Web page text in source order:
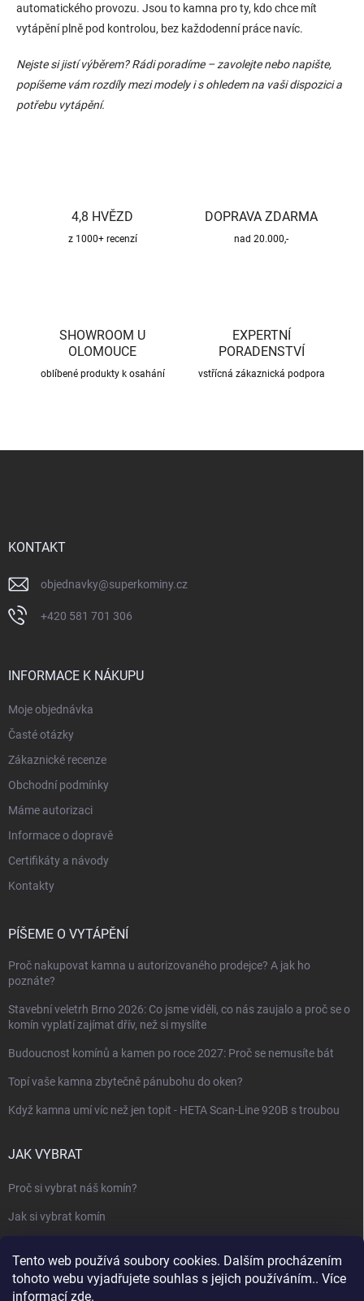
Tento web používá soubory cookies. Dalším procházením
tohoto webu vyjadřujete souhlas s jejich používáním.. Více
informací zde.
automatického provozu. Jsou to kamna pro ty, kdo chce mít
vytápění plně pod kontrolou, bez každodenní práce navíc.
Nejste si jistí výběrem? Rádi poradíme – zavolejte nebo napište,
popíšeme vám rozdíly mezi modely i s ohledem na vaši dispozici a
potřebu vytápění.
4,8 HVĚZD
z 1000+ recenzí
DOPRAVA ZDARMA
nad 20.000,-
SHOWROOM U
OLOMOUCE
oblíbené produkty k osahání
EXPERTNÍ
PORADENSTVÍ
vstřícná zákaznická podpora
KONTAKT
objednavky@superkominy.cz
+420 581 701 306
INFORMACE K NÁKUPU
Moje objednávka
Časté otázky
Zákaznické recenze
Obchodní podmínky
Máme autorizaci
Informace o dopravě
Certifikáty a návody
Kontakty
PÍŠEME O VYTÁPĚNÍ
Proč nakupovat kamna u autorizovaného prodejce? A jak ho
poznáte?
Stavební veletrh Brno 2026: Co jsme viděli, co nás zaujalo a proč se o
komín vyplatí zajímat dřív, než si myslíte
Budoucnost komínů a kamen po roce 2027: Proč se nemusíte bát
Topí vaše kamna zbytečně pánubohu do oken?
Když kamna umí víc než jen topit - HETA Scan-Line 920B s troubou
JAK VYBRAT
Proč si vybrat náš komín?
Jak si vybrat komín
Jak vybrat kamna nebo krbovou vložku